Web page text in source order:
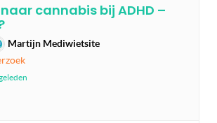
cannabis bij ADHD –
Martijn Mediwietsite